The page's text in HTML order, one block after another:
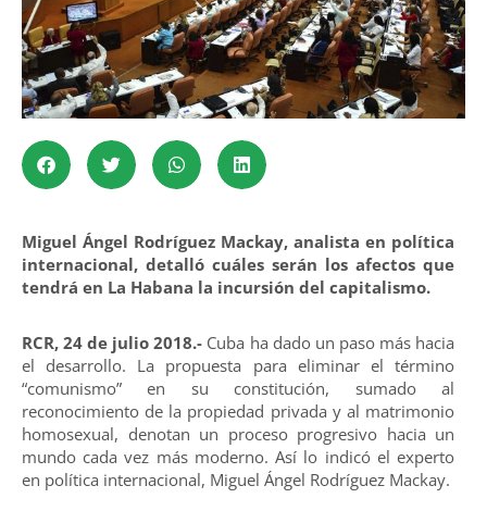
Miguel Ángel Rodríguez Mackay, analista en política
internacional, detalló cuáles serán los afectos que
tendrá en La Habana la incursión del capitalismo.
RCR, 24 de julio 2018.- Cuba ha dado un paso más hacia
el desarrollo. La propuesta para eliminar el término
“comunismo” en su constitución, sumado al
reconocimiento de la propiedad privada y al matrimonio
homosexual, denotan un proceso progresivo hacia un
mundo cada vez más moderno. Así lo indicó el experto
en política internacional, Miguel Ángel Rodríguez Mackay.